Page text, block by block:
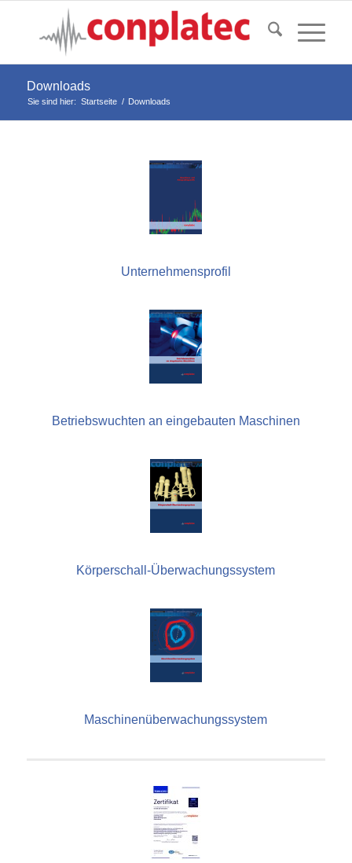
Downloads
Sie sind hier: Startseite / Downloads
Unternehmensprofil
Betriebswuchten an eingebauten Maschinen
Körperschall-Überwachungssystem
Maschinenüberwachungssystem